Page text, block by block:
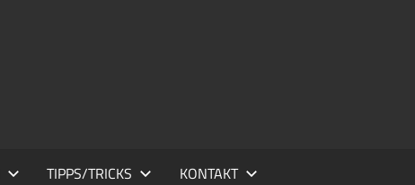
TIPPS/TRICKS KONTAKT